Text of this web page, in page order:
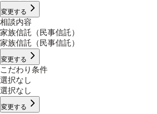
変更する
相談内容
家族信託（民事信託）
家族信託（民事信託）
変更する
こだわり条件
選択なし
選択なし
変更する